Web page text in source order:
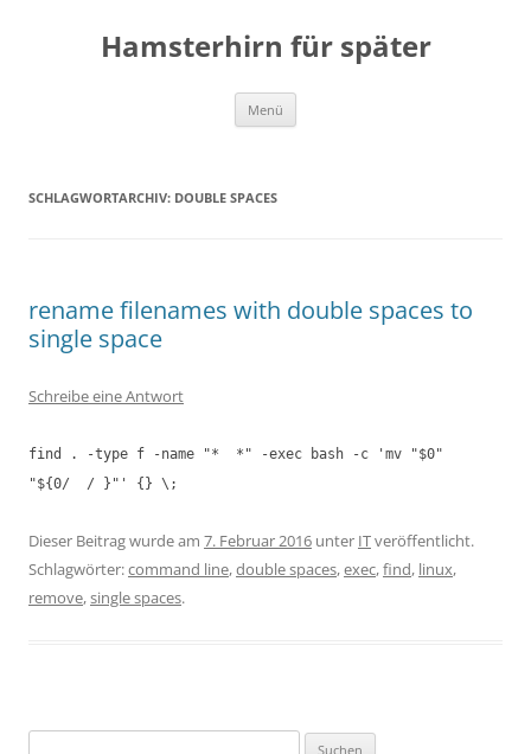
Hamsterhirn für später
Menü
SCHLAGWORTARCHIV: DOUBLE SPACES
rename filenames with double spaces to
single space
Schreibe eine Antwort
find . -type f -name "* *" -exec bash -c 'mv "$0"
"${0/ / }"' {} \;
Dieser Beitrag wurde am 7. Februar 2016 unter ITveröffentlicht.
Schlagwörter:command line,double spaces,exec,find, linux,
remove,single spaces.